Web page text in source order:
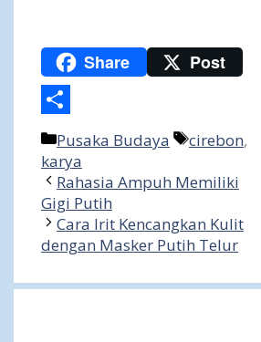
Share Post
Share
Categories
Pusaka Budaya Tags
cirebon,
karya
Rahasia Ampuh Memiliki
Gigi Putih
Cara Irit Kencangkan Kulit
dengan Masker Putih Telur